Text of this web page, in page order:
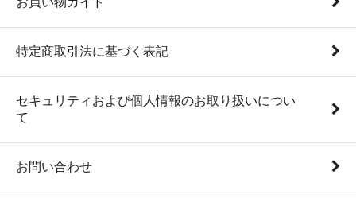
特定商取引法に基づく表記
セキュリティおよび個人情報のお取り扱いについ
て
お問い合わせ